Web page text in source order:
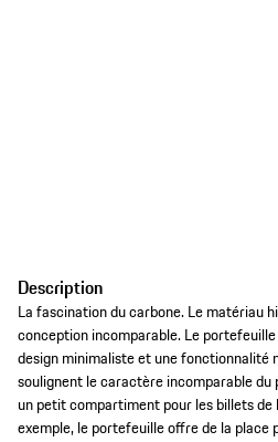
Description
La fascination du carbone. Le matériau
conception incomparable. Le
design minimaliste et une fonctionnalité
soulignent le caractère incomparable
un petit compartiment pour les billets
exemple, le portefeuille offre de la